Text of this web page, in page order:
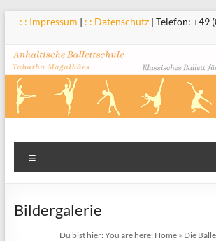
: : Impressum | : : Datenschutz | Telefon: +49
Anhaltische
Ballettschule
Magalhães
Bildergalerie
Du bist hier:You are here: Home » Die